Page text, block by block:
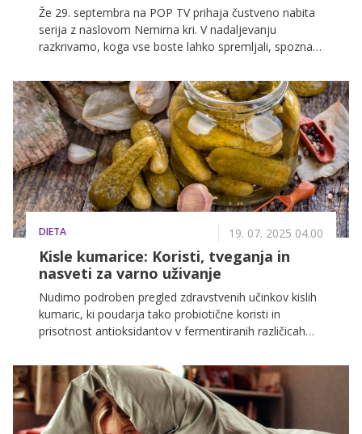
Že 29. septembra na POP TV prihaja čustveno nabita
serija z naslovom Nemirna kri. V nadaljevanju
razkrivamo, koga vse boste lahko spremljali, spoznali
kmalu polnila vaše večere.
DIETA 19. 07. 2025 04.00
Kisle kumarice: Koristi, tveganja in
nasveti za varno uživanje
Nudimo podroben pregled zdravstvenih učinkov kislih
kumaric, ki poudarja tako probiotične koristi in
prisotnost antioksidantov v fermentiranih različicah
natrija. Razkrivamo tudi prednosti domače priprave.